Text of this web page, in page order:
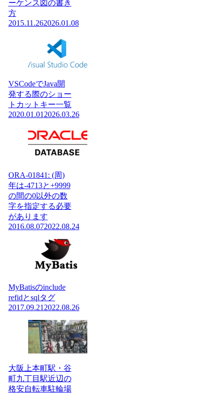
ーケンス図の書き
方
2015.11.262026.01.08
VSCodeでJava開
発する際のショー
トカットキー一覧
2020.01.01 2026.03.26
ORA-01841: (周)
年は-4713と+9999
の間の0以外の数
字を指定する必要
があります
2016.08.072022.08.24
MyBatisのinclude
refidとsqlタグ
2017.09.21 2022.08.26
大阪上本町駅・谷
町九丁目駅近辺の
格安自転車駐輪場